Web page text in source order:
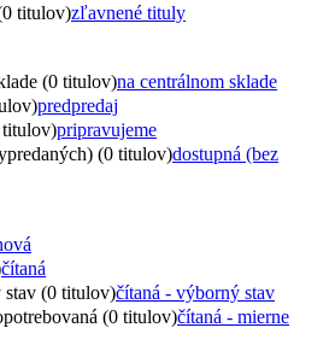
titulov)zľavnené tituly
(0 titulov)na centrálnom sklade
predpredaj
titulov)pripravujeme
(0 titulov)dostupná (bez
čítaná
stav (0 titulov)čítaná - výborný stav
(0 titulov)čítaná - mierne